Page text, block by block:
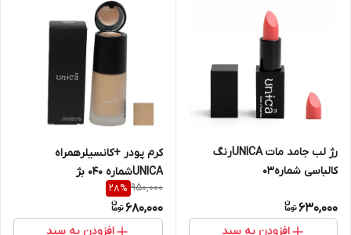
رژ لب جامد مات UNICAرنگ
کالباسی شماره03
630,000
افزودن به سبد
کرم پودر +کانسیلرهمراه
UNICAشماره 040 بژ
950,000
28%
680,000
افزودن به سبد